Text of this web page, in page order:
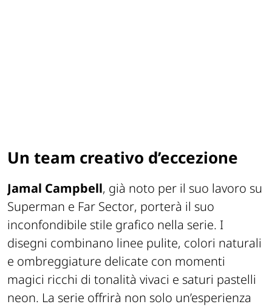
Un team creativo d’eccezione
Jamal Campbell, già noto per il suo lavoro su
Superman e Far Sector, porterà il suo
inconfondibile stile grafico nella serie. I
disegni combinano linee pulite, colori naturali
e ombreggiature delicate con momenti
magici ricchi di tonalità vivaci e saturi pastelli
neon. La serie offrirà non solo un’esperienza